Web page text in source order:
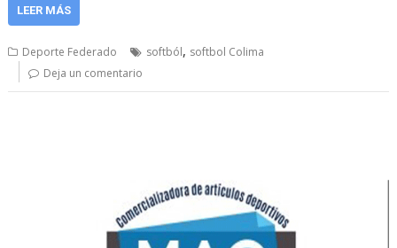
LEER MÁS
Deporte Federado softból, softbol Colima
Deja un comentario